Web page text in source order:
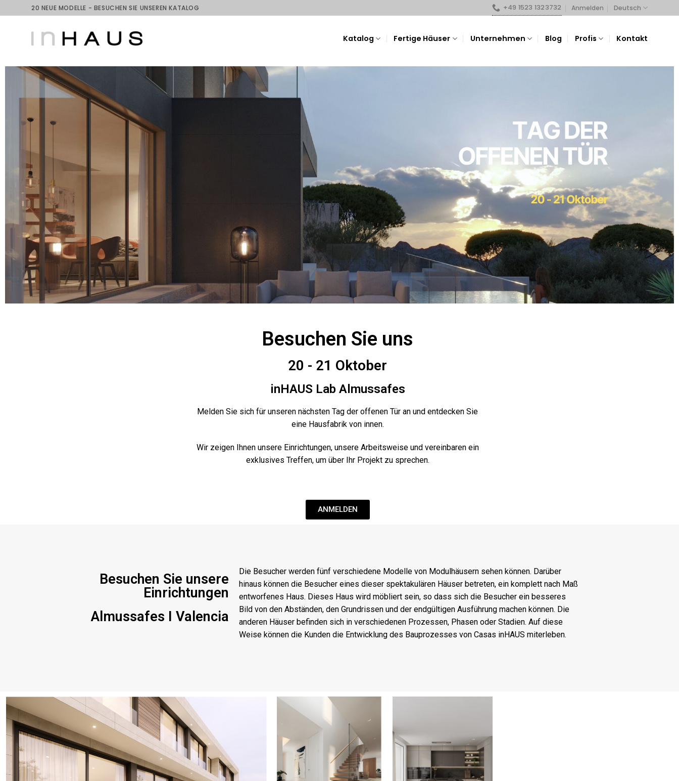
20 NEUE MODELLE - BESUCHEN SIE UNSEREN KATALOG +49 1523 1323732 Anmelden Deutsch
Katalog Fertige Häuser Unternehmen Blog Profis Kontakt
Besuchen Sie uns
20 - 21 Oktober
inHAUS Lab Almussafes
Melden Sie sich für unseren nächsten Tag der offenen Tür an und entdecken Sie
eine Hausfabrik von innen.
Wir zeigen Ihnen unsere Einrichtungen, unsere Arbeitsweise und vereinbaren ein
exklusives Treffen, um über Ihr Projekt zu sprechen.
ANMELDEN
Besuchen Sie unsere
Einrichtungen
Almussafes I Valencia
Die Besucher werden fünf verschiedene Modelle von Modulhäusern sehen können. Darüber
hinaus können die Besucher eines dieser spektakulären Häuser betreten, ein komplett nach Maß
entworfenes Haus. Dieses Haus wird möbliert sein, so dass sich die Besucher ein besseres
Bild von den Abständen, den Grundrissen und der endgültigen Ausführung machen können. Die
anderen Häuser befinden sich in verschiedenen Prozessen, Phasen oder Stadien. Auf diese
Weise können die Kunden die Entwicklung des Bauprozesses von Casas inHAUS miterleben.